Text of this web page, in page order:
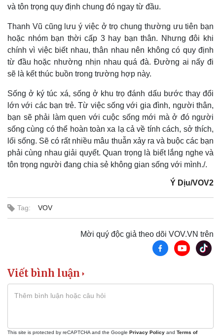
Doanh nghiệp
Doanh nghiệp 24h
và tôn trọng quy định chung đó ngay từ đầu.
Thanh Vũ cũng lưu ý việc ở trọ chung thường ưu tiên bạn
hoặc nhóm bạn thời cấp 3 hay bạn thân. Nhưng đôi khi
chính vì việc biết nhau, thân nhau nên không có quy định
từ đầu hoặc nhường nhịn nhau quá đà. Đường ai nấy đi
sẽ là kết thúc buồn trong trường hợp này.
Sống ở ký túc xá, sống ở khu trọ đánh dấu bước thay đổi
lớn với các bạn trẻ. Từ việc sống với gia đình, người thân,
bạn sẽ phải làm quen với cuộc sống mới mà ở đó người
sống cùng có thể hoàn toàn xa lạ cả về tính cách, sở thích,
lối sống. Sẽ có rất nhiều mâu thuẫn xảy ra và buộc các bạn
phải cùng nhau giải quyết. Quan trọng là biết lắng nghe và
tôn trọng người đang chia sẻ không gian sống với mình./.
Ý Dịu/VOV2
Tag: VOV
Mời quý độc giả theo dõi VOV.VN trên
Viết bình luận
This site is protected by reCAPTCHA and the Google Privacy Policy and Terms of